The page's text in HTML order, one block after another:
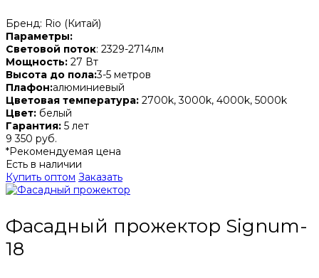
Бренд: Rio (Китай)
Параметры:
Световой поток: 2329-2714лм
Мощность: 27 Вт
Высота до пола:3-5 метров
Плафон:алюминиевый
Цветовая температура: 2700k, 3000k, 4000k, 5000k
Цвет: белый
Гарантия: 5 лет
9 350 руб.
*Рекомендуемая цена
Есть в наличии
Купить оптом Заказать
Фасадный прожектор Signum-
18